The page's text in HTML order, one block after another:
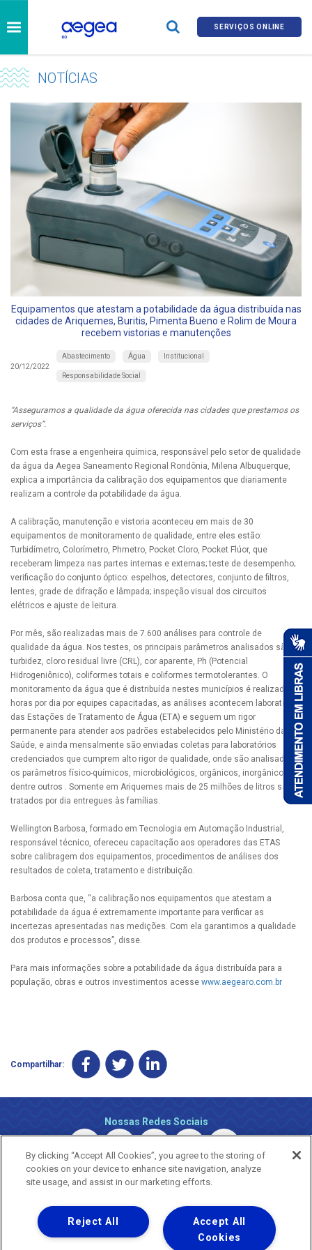
SERVIÇOS ONLINE
NOTÍCIAS
Equipamentos que atestam a potabilidade da água distribuída nas
cidades de Ariquemes, Buritis, Pimenta Bueno e Rolim de Moura
recebem vistorias e manutenções
20/12/2022
Abastecimento Água Institucional
Responsabilidade Social
“Asseguramos a qualidade da água oferecida nas cidades que prestamos os
serviços”.
Com esta frase a engenheira química, responsável pelo setor de qualidade
da água da Aegea Saneamento Regional Rondônia, Milena Albuquerque,
explica a importância da calibração dos equipamentos que diariamente
realizam a controle da potabilidade da água.
A calibração, manutenção e vistoria aconteceu em mais de 30
equipamentos de monitoramento de qualidade, entre eles estão:
Turbidímetro, Colorímetro, Phmetro, Pocket Cloro, Pocket Flúor, que
receberam limpeza nas partes internas e externas; teste de desempenho;
verificação do conjunto óptico: espelhos, detectores, conjunto de filtros,
lentes, grade de difração e lâmpada; inspeção visual dos circuitos
elétricos e ajuste de leitura.
Por mês, são realizadas mais de 7.600 análises para controle de
qualidade da água. Nos testes, os principais parâmetros analisados são:
turbidez, cloro residual livre (CRL), cor aparente, Ph (Potencial
Hidrogeniônico), coliformes totais e coliformes termotolerantes. O
monitoramento da água que é distribuída nestes municípios é realizado 24
horas por dia por equipes capacitadas, as análises acontecem laboratórios
das Estações de Tratamento de Água (ETA) e seguem um rigor
permanente para atender aos padrões estabelecidos pelo Ministério da
Saúde, e ainda mensalmente são enviadas coletas para laboratórios
credenciados que cumprem alto rigor de qualidade, onde são analisadas
os parâmetros físico-químicos, microbiológicos, orgânicos, inorgânicos,
dentre outros . Somente em Ariquemes mais de 25 milhões de litros são
tratados por dia entregues às famílias.
Wellington Barbosa, formado em Tecnologia em Automação Industrial,
responsável técnico, ofereceu capacitação aos operadores das ETAS
sobre calibragem dos equipamentos, procedimentos de análises dos
resultados de coleta, tratamento e distribuição.
Barbosa conta que, “a calibração nos equipamentos que atestam a
potabilidade da água é extremamente importante para verificar as
incertezas apresentadas nas medições. Com ela garantimos a qualidade
dos produtos e processos”, disse.
Para mais informações sobre a potabilidade da água distribuída para a
população, obras e outros investimentos acesse www.aegearo.com.br
Compartilhar:
Nossas Redes Sociais
Copyright © 2026 - Todos os Direitos Reservados.
By clicking “Accept All Cookies”, you agree to the storing of
cookies on your device to enhance site navigation, analyze
site usage, and assist in our marketing efforts.
Accept All
Cookies
Reject All